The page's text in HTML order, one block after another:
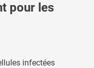
pour les
infectées